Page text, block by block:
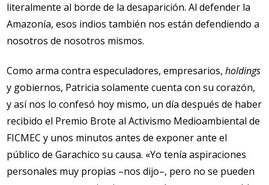
literalmente al borde de la desaparición. Al defender la
Amazonía, esos indios también nos están defendiendo a
nosotros de nosotros mismos.
Como arma contra especuladores, empresarios,holdings
y gobiernos, Patricia solamente cuenta con su corazón,
y así nos lo confesó hoy mismo, un día después de haber
recibido el Premio Brote al Activismo Medioambiental de
FICMEC y unos minutos antes de exponer ante el
público de Garachico su causa. «Yo tenía aspiraciones
personales muy propias –nos dijo–, pero no se pueden